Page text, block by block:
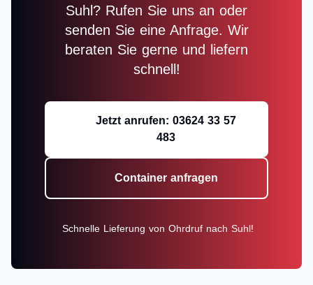
Suhl? Rufen Sie uns an oder
senden Sie eine Anfrage. Wir
beraten Sie gerne und liefern
schnell!
Jetzt anrufen: 03624 33 57
483
Container anfragen
Schnelle Lieferung von Ohrdruf nach Suhl!